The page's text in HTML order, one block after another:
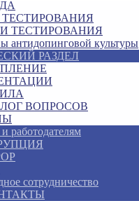
ТЕСТИРОВАНИЯ
ТЕСТИРОВАНИЯ
антидопинговой культуры
РАЗДЕЛ
ВОПРОСОВ
работодателям
сотрудничество